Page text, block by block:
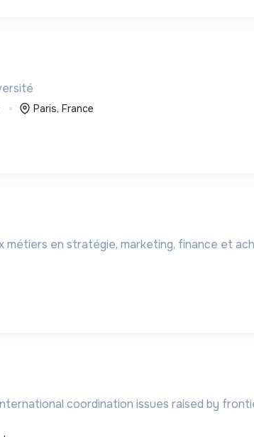
Paris, France
métiers en stratégie, marketing, finance et
coordination issues raised by